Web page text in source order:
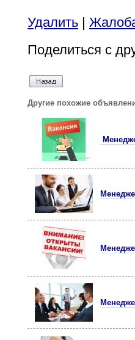
Удалить |
Поделиться с
Другие похожие